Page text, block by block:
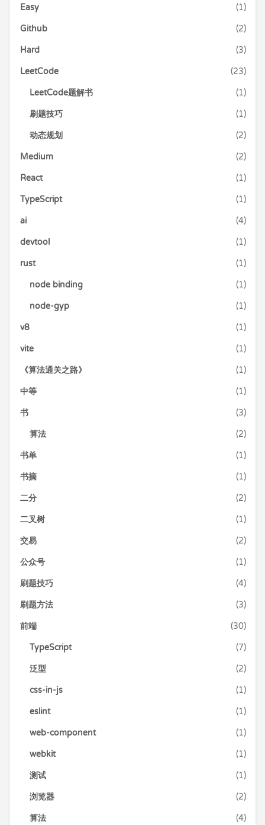
Easy (1)
Github (2)
Hard (3)
LeetCode (23)
LeetCode题解书 (1)
刷题技巧 (1)
动态规划 (2)
Medium (2)
React (1)
TypeScript (1)
ai (4)
devtool (1)
rust (1)
node binding (1)
node-gyp (1)
v8 (1)
vite (1)
《算法通关之路》 (1)
中等 (1)
书 (3)
算法 (2)
书单 (1)
书摘 (1)
二分 (2)
二叉树 (1)
交易 (2)
公众号 (1)
刷题技巧 (4)
刷题方法 (3)
前端 (30)
TypeScript (7)
泛型 (2)
css-in-js (1)
eslint (1)
web-component (1)
webkit (1)
测试 (1)
浏览器 (2)
算法 (4)